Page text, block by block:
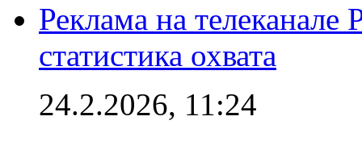
Реклама на
статистика охвата
24.2.2026, 11:24